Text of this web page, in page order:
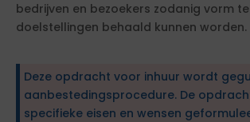
bedrijven en bezoekers zodanig vorm
doelstellingen behaald kunnen worden.
Deze opdracht voor inhuur wordt
aanbestedingsprocedure. De
specifieke eisen en wensen